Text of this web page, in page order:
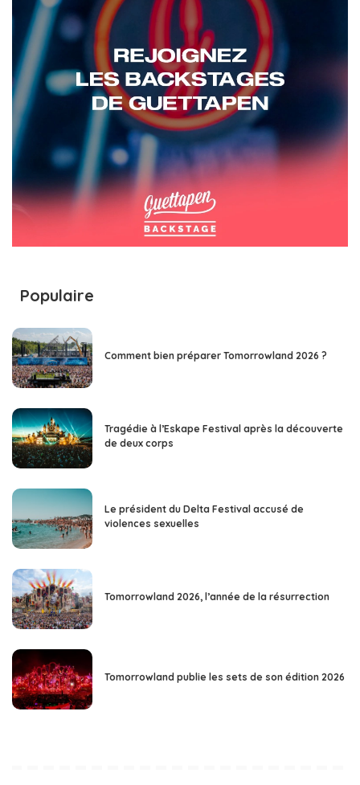
Populaire
Comment bien préparer Tomorrowland 2026 ?
Tragédie à l’Eskape Festival après la découverte
de deux corps
Le président du Delta Festival accusé de
violences sexuelles
Tomorrowland 2026, l’année de la résurrection
Tomorrowland publie les sets de son édition 2026